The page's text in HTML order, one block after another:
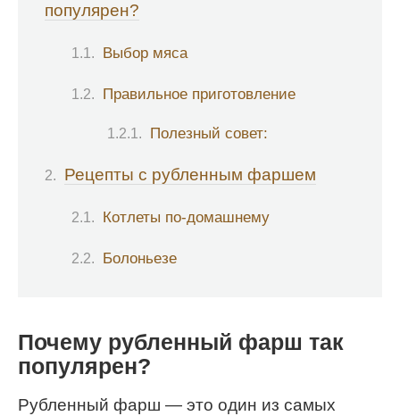
популярен?
Выбор мяса
Правильное приготовление
Полезный совет:
Рецепты с рубленным фаршем
Котлеты по-домашнему
Болоньезе
Почему рубленный фарш так
популярен?
Рубленный фарш — это один из самых